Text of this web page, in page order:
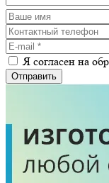
Я согласен на
Отправить